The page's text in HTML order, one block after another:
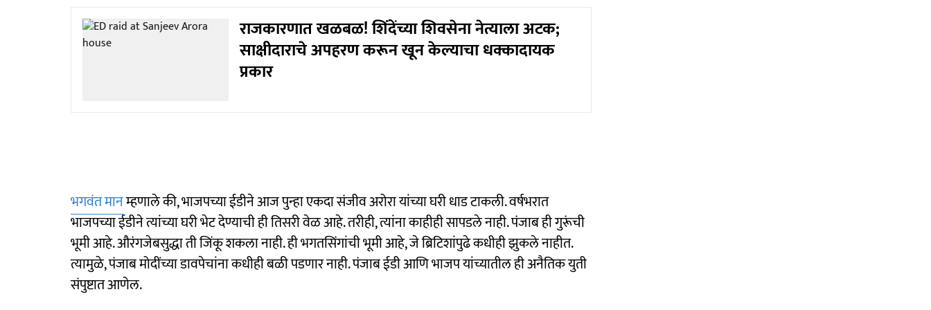
राजकारणात खळबळ! शिंदेंच्या शिवसेना नेत्याला अटक;
साक्षीदाराचे अपहरण करून खून केल्याचा धक्कादायक
प्रकार
भगवंत मानम्हणाले की, भाजपच्या ईडीने आज पुन्हा एकदा संजीव अरोरा यांच्या घरी धाड टाकली. वर्षभरात
भाजपच्या ईडीने त्यांच्या घरी भेट देण्याची ही तिसरी वेळ आहे. तरीही, त्यांना काहीही सापडले नाही. पंजाब ही गुरूंची
भूमी आहे. औरंगजेबसुद्धा ती जिंकू शकला नाही. ही भगतसिंगांची भूमी आहे, जे ब्रिटिशांपुढे कधीही झुकले नाहीत.
त्यामुळे, पंजाब मोदींच्या डावपेचांना कधीही बळी पडणार नाही. पंजाब ईडी आणि भाजप यांच्यातील ही अनैतिक युती
संपुष्टात आणेल.